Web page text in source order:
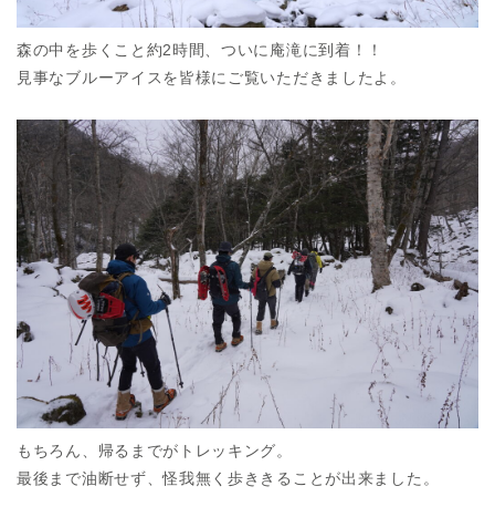
森の中を歩くこと約2時間、ついに庵滝に到着！！
見事なブルーアイスを皆様にご覧いただきましたよ。
もちろん、帰るまでがトレッキング。
最後まで油断せず、怪我無く歩ききることが出来ました。